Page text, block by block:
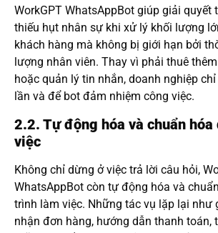
WorkGPT WhatsAppBot giúp giải quyết
thiếu hụt nhân sự khi xử lý khối lượng
khách hàng mà không bị giới hạn bởi
lượng nhân viên. Thay vì phải thuê
hoặc quản lý tin nhắn, doanh nghiệp
lần và để bot đảm nhiệm công việc.
2.2. Tự động hóa và chuẩn
việc
Không chỉ dừng ở việc trả lời câu hỏi,
WhatsAppBot còn tự động hóa và
trình làm việc. Những tác vụ lặp lại như
nhận đơn hàng, hướng dẫn thanh toán,